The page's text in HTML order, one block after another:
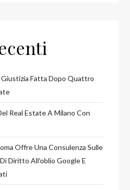
Fatta Dopo Quattro
Real Estate A Milano Con
Offre Una Consulenza Sulle
Diritto All’oblio Google E